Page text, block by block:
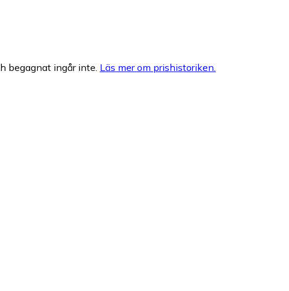
begagnat ingår inte. Läs mer om prishistoriken.